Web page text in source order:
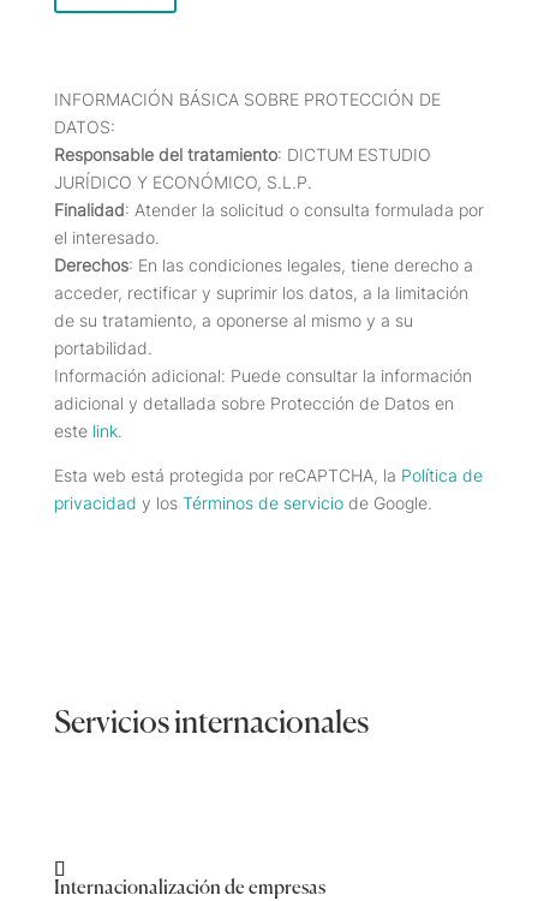
INFORMACIÓN BÁSICA SOBRE PROTECCIÓN DE
DATOS:
Responsable del tratamiento: DICTUM ESTUDIO
JURÍDICO Y ECONÓMICO, S.L.P.
Finalidad: Atender la solicitud o consulta formulada por
el interesado.
Derechos: En las condiciones legales, tiene derecho a
acceder, rectificar y suprimir los datos, a la limitación
de su tratamiento, a oponerse al mismo y a su
portabilidad.
Información adicional: Puede consultar la información
adicional y detallada sobre Protección de Datos en
este link.
Esta web está protegida por reCAPTCHA, la Política de
privacidad y los Términos de serviciode Google.
Servicios internacionales
Internacionalización de empresas